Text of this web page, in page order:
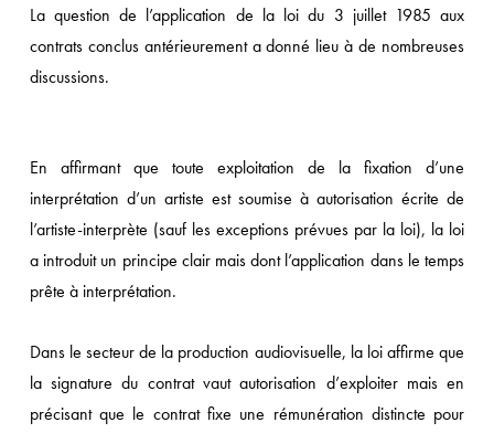
La question de l’application de la loi du 3 juillet 1985 aux
contrats conclus antérieurement a donné lieu à de nombreuses
discussions.
En affirmant que toute exploitation de la fixation d’une
interprétation d’un artiste est soumise à autorisation écrite de
l’artiste-interprète (sauf les exceptions prévues par la loi), la loi
a introduit un principe clair mais dont l’application dans le temps
prête à interprétation.
Dans le secteur de la production audiovisuelle, la loi affirme que
la signature du contrat vaut autorisation d’exploiter mais en
précisant que le contrat fixe une rémunération distincte pour